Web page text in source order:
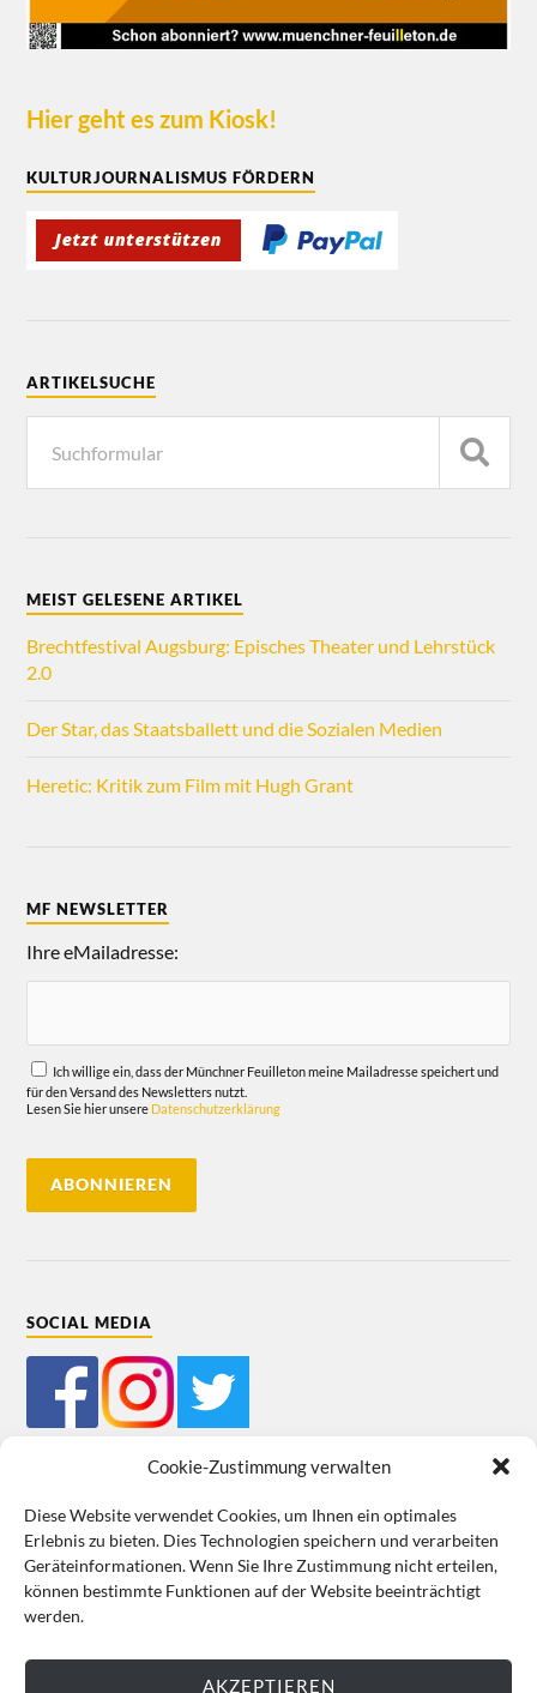
Cookie-Zustimmung verwalten
Diese Website verwendet Cookies, um Ihnen ein optimales
Erlebnis zu bieten. Dies Technologien speichern und verarbeiten
Geräteinformationen. Wenn Sie Ihre Zustimmung nicht erteilen,
können bestimmte Funktionen auf der Website beeinträchtigt
werden.
AKZEPTIEREN
Hier geht es zum Kiosk!
KULTURJOURNALISMUS FÖRDERN
ARTIKELSUCHE
MEIST GELESENE ARTIKEL
Brechtfestival Augsburg: Episches Theater und Lehrstück
2.0
Der Star, das Staatsballett und die Sozialen Medien
Heretic: Kritik zum Film mit Hugh Grant
MF NEWSLETTER
Ihre eMailadresse:
Ich willige ein, dass der Münchner Feuilleton meine Mailadresse speichert und
für den Versand des Newsletters nutzt.
Lesen Sie hier unsere Datenschutzerklärung
SOCIAL MEDIA
Mein Bestellkonto Kundeninformationen Datenschutz
Cookie-Richtlinie (EU) Impressum
VERTRAG WIDERRUFEN